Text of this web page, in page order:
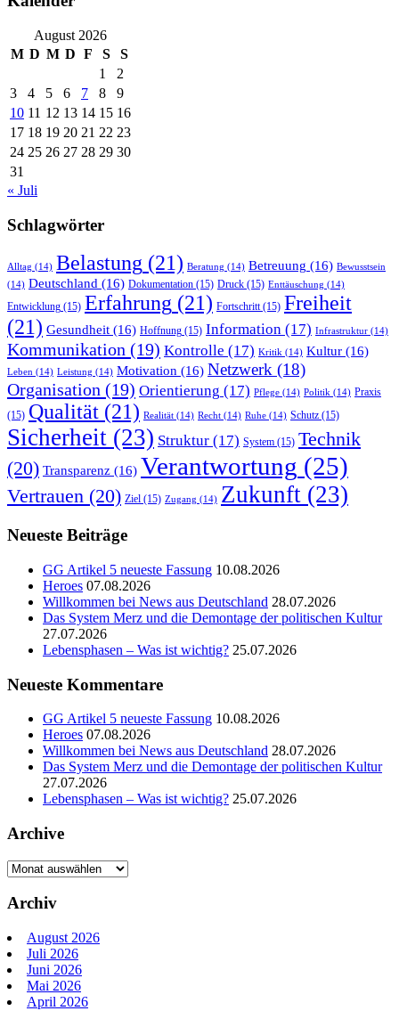
August 2026
M D M D F S
S
1
2
3
4 5 6 7 8
9
10 11 12 13 14 15 16
17 18 19 20 21 22 23
24 25 26 27 28 29 30
31
« Juli
Schlagwörter
Alltag (14) Belastung (21) Beratung (14) Betreuung (16) Bewusstsein
(14) Deutschland (16) Dokumentation (15) Druck (15) Enttäuschung (14)
Entwicklung (15) Erfahrung (21) Fortschritt(15) Freiheit
(21) Gesundheit (16) Hoffnung (15) Information (17) Infrastruktur (14)
Kommunikation (19) Kontrolle (17) Kritik (14) Kultur (16)
Leben (14) Leistung (14) Motivation (16) Netzwerk (18)
Organisation (19) Orientierung (17) Pflege (14) Politik (14) Praxis
(15) Qualität (21) Realität (14) Recht (14) Ruhe (14) Schutz (15)
Sicherheit (23) Struktur (17) System (15) Technik
(20) Transparenz (16) Verantwortung (25)
Vertrauen (20) Ziel (15) Zugang (14) Zukunft (23)
Neueste Beiträge
GG Artikel 5 neueste Fassung 10.08.2026
Heroes 07.08.2026
Willkommen bei News aus Deutschland 28.07.2026
Das System Merz und die Demontage der politischen Kultur
27.07.2026
Lebensphasen – Was ist wichtig? 25.07.2026
Neueste Kommentare
GG Artikel 5 neueste Fassung 10.08.2026
Heroes 07.08.2026
Willkommen bei News aus Deutschland 28.07.2026
Das System Merz und die Demontage der politischen Kultur
27.07.2026
Lebensphasen – Was ist wichtig? 25.07.2026
Archive
Archive
Archiv
August 2026
Juli 2026
Juni 2026
Mai 2026
April 2026